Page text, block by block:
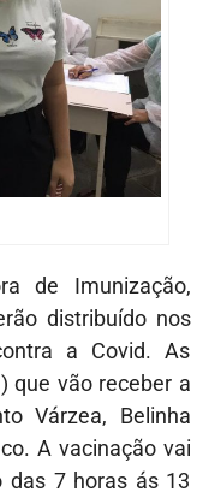
de Imunização,
distribuído nos
a Covid. As
que vão receber a
Várzea, Belinha
A vacinação vai
das 7 horas ás 13